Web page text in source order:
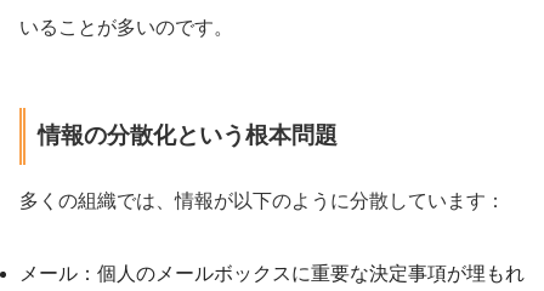
いることが多いのです。
情報の分散化という根本問題
多くの組織では、情報が以下のように分散しています：
メール：個人のメールボックスに重要な決定事項が埋もれ